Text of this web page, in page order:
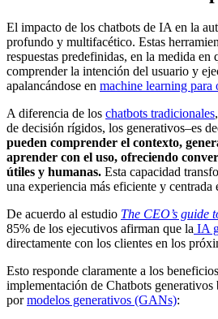
El impacto de los chatbots de IA en la
profundo y multifacético. Estas
respuestas predefinidas, en la medida
comprender la intención del usuario y
apalancándose en machine learning para
A diferencia de los chatbots tradicionales
de decisión rígidos, los generativos–es
pueden comprender el contexto,
aprender con el uso, ofreciendo
útiles y humanas. Esta capacidad
una experiencia más eficiente y centrada
De acuerdo al estudio The CEO’s guide
85% de los ejecutivos afirman que la IA
directamente con los clientes en los
Esto responde claramente a los
implementación de Chatbots
pormodelos generativos (GANs):